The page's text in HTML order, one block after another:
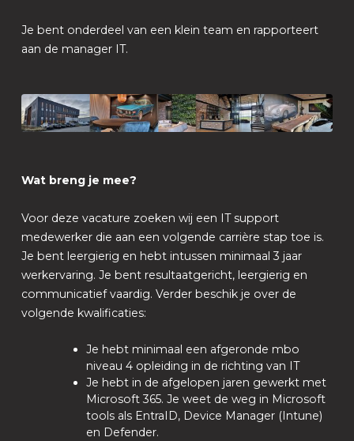
Je bent onderdeel van een klein team en rapporteert
aan de manager IT.
Wat breng je mee?
Voor deze vacature zoeken wij een IT support
medewerker die aan een volgende carrière stap toe is.
Je bent leergierig en hebt intussen minimaal 3 jaar
werkervaring. Je bent resultaatgericht, leergierig en
communicatief vaardig. Verder beschik je over de
volgende kwalificaties:
Je hebt minimaal een afgeronde mbo
niveau 4 opleiding in de richting van IT
Je hebt in de afgelopen jaren gewerkt met
Microsoft 365. Je weet de weg in Microsoft
tools als EntraID, Device Manager (Intune)
en Defender.